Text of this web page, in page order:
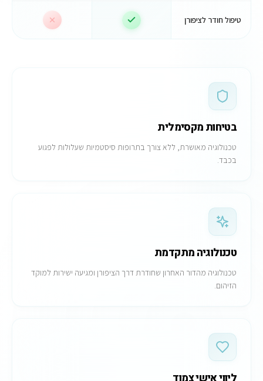
טיפול חודר לציפורן
בטיחות מקסימלית
טכנולוגיה מאושרת, ללא צורך בתרופות סיסטמיות שעלולות לפגוע
בכבד.
טכנולוגיה מתקדמת
טכנולוגיה מהדור האחרון שחודרת דרך הציפורן ומגיעה ישירות למוקד
הזיהום.